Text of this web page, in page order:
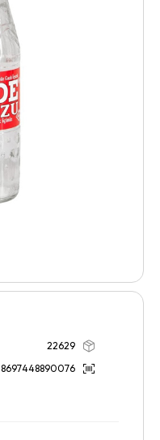
22629
8697448890076